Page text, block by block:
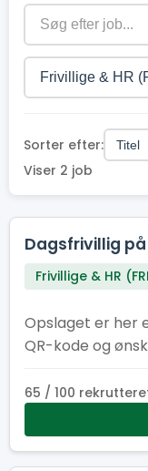
Sorter efter:
Viser 2 job
Dagsfrivillig
Frivillige & HR
Opslaget er her
QR-kode og
65 / 100